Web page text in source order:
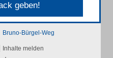
geben!
Bruno-Bürgel-Weg
Inhalte melden